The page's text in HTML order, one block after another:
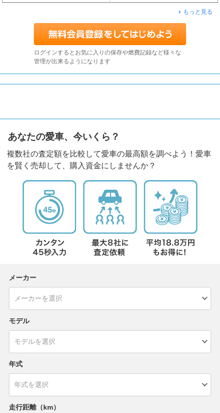
もっと見る
ログインするとお気に入りの保存や燃費記録など様々な
管理が出来るようになります
あなたの愛車、今いくら？
複数社の査定額を比較して愛車の最高額を調べよう！愛車
を賢く売却して、購入資金にしませんか？
メーカー
モデル
年式
走行距離（km）